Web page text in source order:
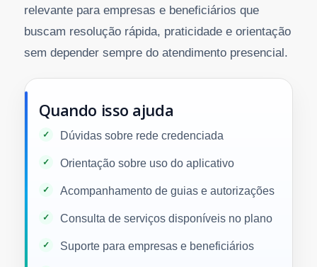
relevante para empresas e beneficiários que
buscam resolução rápida, praticidade e orientação
sem depender sempre do atendimento presencial.
Quando isso ajuda
Dúvidas sobre rede credenciada
Orientação sobre uso do aplicativo
Acompanhamento de guias e autorizações
Consulta de serviços disponíveis no plano
Suporte para empresas e beneficiários